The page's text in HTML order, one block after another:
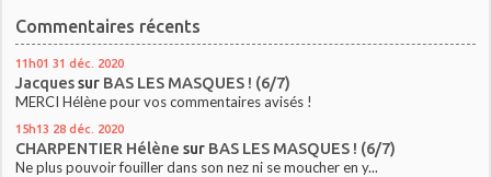
Commentaires récents
11h01 31 déc. 2020
Jacquessur BAS LES MASQUES ! (6/7)
MERCI Hélène pour vos commentaires avisés !
15h13 28 déc. 2020
CHARPENTIER Hélène sur BAS LES MASQUES ! (6/7)
Ne plus pouvoir fouiller dans son nez ni se moucher en y...